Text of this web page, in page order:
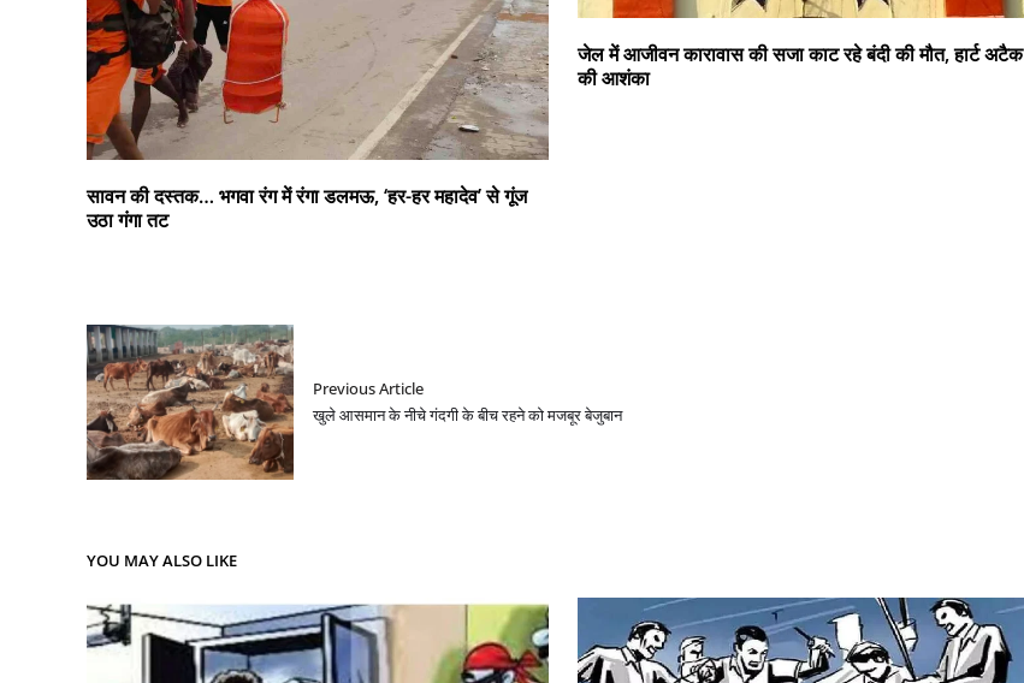
सावन की दस्तक… भगवा रंग में रंगा डलमऊ, ‘हर-हर महादेव’ से गूंज
उठा गंगा तट
जेल में आजीवन कारावास की सजा काट रहे बंदी की मौत, हार्ट अटैक
की आशंका
Previous Article
खुले आसमान के नीचे गंदगी के बीच रहने को मजबूर बेजुबान
YOU MAY ALSO LIKE